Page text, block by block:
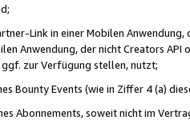
Link in einer Mobilen
Anwendung, der nicht Creators
zur Verfügung stellen, nutzt;
Bounty Events (wie in Ziffer 4 (a)
Abonnements, soweit nicht im